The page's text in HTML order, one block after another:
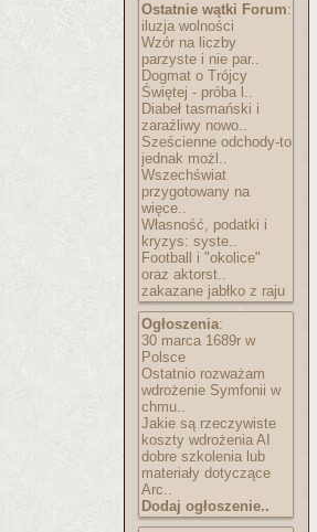
Ostatnie wątki Forum:
iluzja wolności
Wzór na liczby
parzyste i nie par..
Dogmat o Trójcy
Świętej - próba l..
Diabeł tasmański i
zaraźliwy nowo..
Sześcienne odchody-to
jednak możl..
Wszechświat
przygotowany na
więce..
Własność, podatki i
kryzys: syste..
Football i "okolice"
oraz aktorst..
zakazane jabłko z raju
Ogłoszenia:
30 marca 1689r w
Polsce
Ostatnio rozważam
wdrożenie Symfonii w
chmu..
Jakie są rzeczywiste
koszty wdrożenia AI
dobre szkolenia lub
materiały dotyczące
Arc..
Dodaj ogłoszenie..